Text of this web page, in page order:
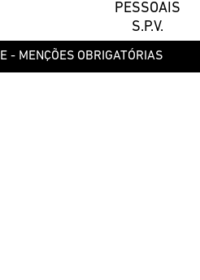
PESSOAIS
S.P.V.
- MENÇÕES OBRIGATÓRIAS